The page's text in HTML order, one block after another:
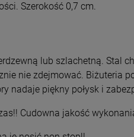
Kolczyki STAL
bigiel 1,3 cm szerszy
Szerokość 0,7 cm.
lub szlachetną. Stal
nie zdejmować. Biżuteria
nadaje piękny połysk i
Cudowna jakość